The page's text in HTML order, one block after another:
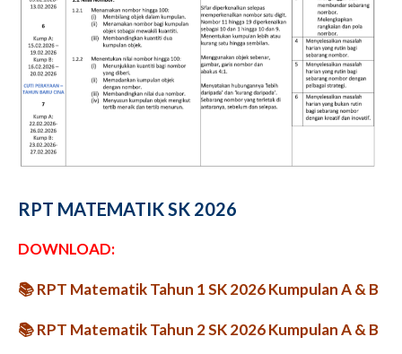
RPT MATEMATIK SK 2026
DOWNLOAD:
📚RPT Matematik Tahun 1 SK 2026 Kumpulan A & B
📚RPT Matematik Tahun 2 SK 2026 Kumpulan A & B